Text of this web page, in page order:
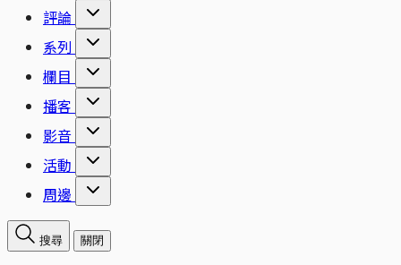
評論
系列
欄目
播客
影音
活動
周邊
搜尋 關閉